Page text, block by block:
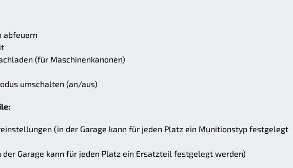
abfeuern
(für Maschinenkanonen)
umschalten (an/aus)
(in der Garage kann für jeden Platz ein Munitionstyp festgelegt
Garage kann für jeden Platz ein Ersatzteil festgelegt werden)